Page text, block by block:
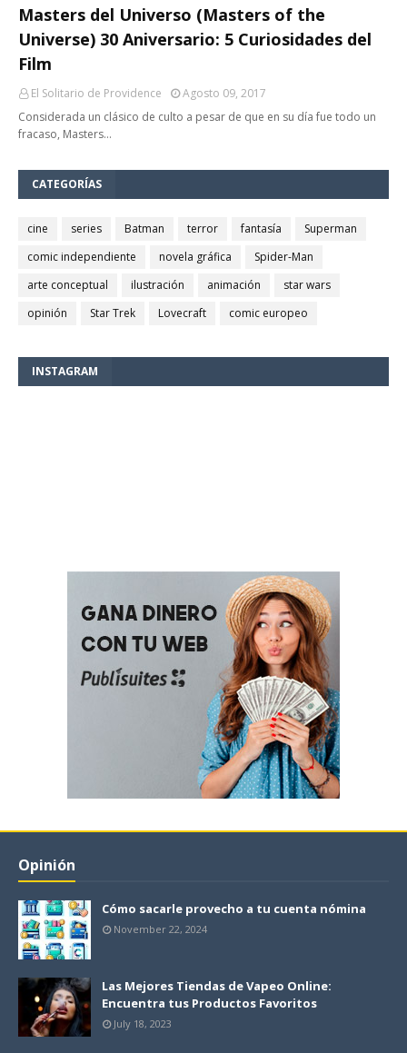
Masters del Universo (Masters of the
Universe) 30 Aniversario: 5 Curiosidades del
Film
El Solitario de Providence
Agosto 09, 2017
Considerada un clásico de culto a pesar de que en su día fue todo un
fracaso, Masters…
CATEGORÍAS
cine series Batman terror fantasía
Superman
comic independiente
novela gráfica
Spider-Man
arte conceptual
ilustración animación
star wars
opinión
Star Trek Lovecraft comic europeo
INSTAGRAM
Opinión
Cómo sacarle provecho a tu cuenta nómina
November 22, 2024
Las Mejores Tiendas de Vapeo Online:
Encuentra tus Productos Favoritos
July 18, 2023